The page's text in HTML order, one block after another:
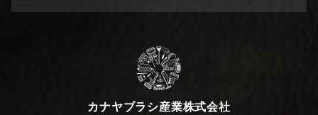
カナヤブラシ産業株式会社